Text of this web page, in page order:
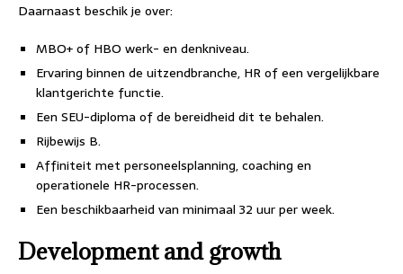
Daarnaast beschik je over:
MBO+ of HBO werk- en denkniveau.
Ervaring binnen de uitzendbranche, HR of een vergelijkbare
klantgerichte functie.
Een SEU-diploma of de bereidheid dit te behalen.
Rijbewijs B.
Affiniteit met personeelsplanning, coaching en
operationele HR-processen.
Een beschikbaarheid van minimaal 32 uur per week.
Development and growth